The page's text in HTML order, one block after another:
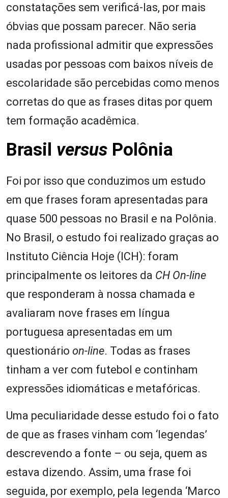
constatações sem verificá-las, por mais
óbvias que possam parecer. Não seria
nada profissional admitir que expressões
usadas por pessoas com baixos níveis de
escolaridade são percebidas como menos
corretas do que as frases ditas por quem
tem formação acadêmica.
Brasil versus Polônia
Foi por isso que conduzimos um estudo
em que frases foram apresentadas para
quase 500 pessoas no Brasil e na Polônia.
No Brasil, o estudo foi realizado graças ao
Instituto Ciência Hoje (ICH): foram
principalmente os leitores da CH On-line
que responderam à nossa chamada e
avaliaram nove frases em língua
portuguesa apresentadas em um
questionário on-line. Todas as frases
tinham a ver com futebol e continham
expressões idiomáticas e metafóricas.
Uma peculiaridade desse estudo foi o fato
de que as frases vinham com ‘legendas’
descrevendo a fonte – ou seja, quem as
estava dizendo. Assim, uma frase foi
seguida, por exemplo, pela legenda ‘Marco